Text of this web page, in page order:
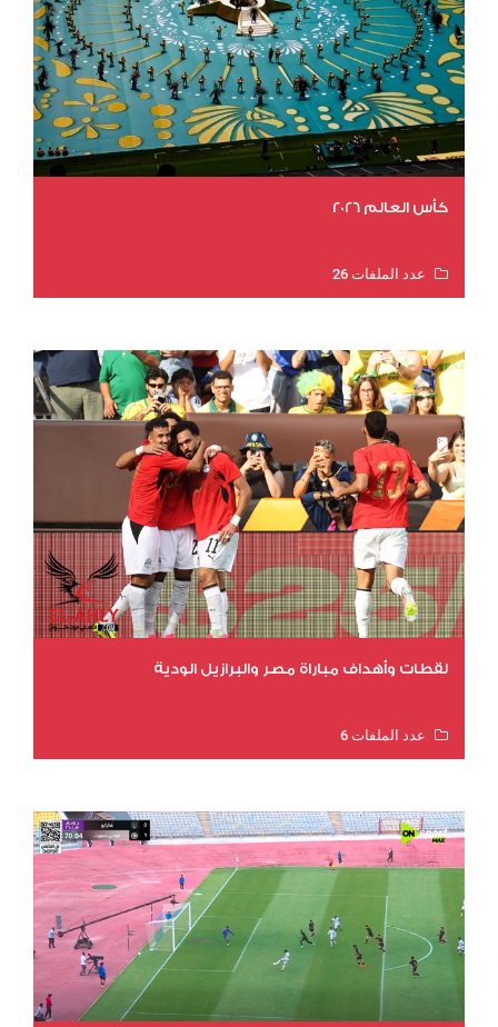
كأس العالم 2026
عدد الملفات 26
لقطات وأهداف مباراة مصر والبرازيل الودية
عدد الملفات 6